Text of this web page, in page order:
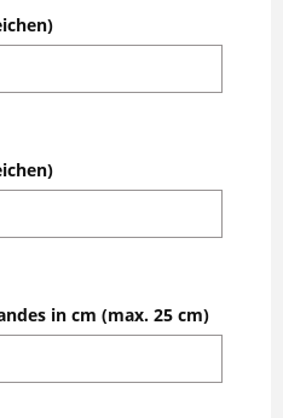
in cm (max. 25 cm)